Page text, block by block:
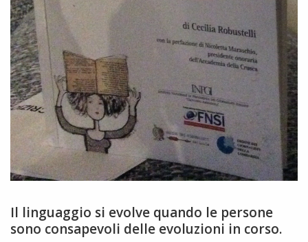
Il linguaggio si evolve quando le persone
sono consapevoli delle evoluzioni in corso.